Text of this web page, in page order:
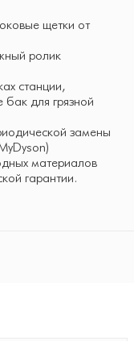
щетки от
ролик
станции,
бак для грязной
замены
материалов
гарантии.